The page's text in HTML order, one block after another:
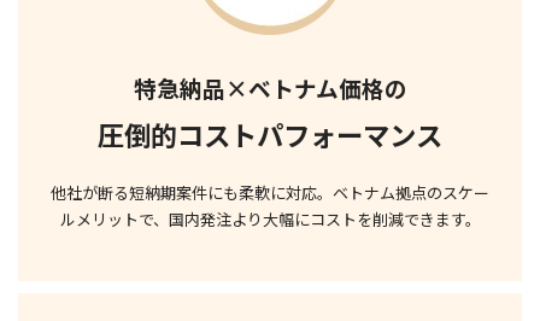
特急納品×ベトナム価格の
圧倒的コストパフォーマンス
他社が断る短納期案件にも柔軟に対応。 ベトナム拠点のスケー
ルメリットで、 国内発注より大幅にコストを削減できます。